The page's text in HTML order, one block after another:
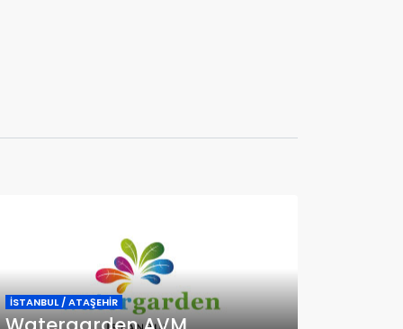
İSTANBUL / ATAŞEHİR